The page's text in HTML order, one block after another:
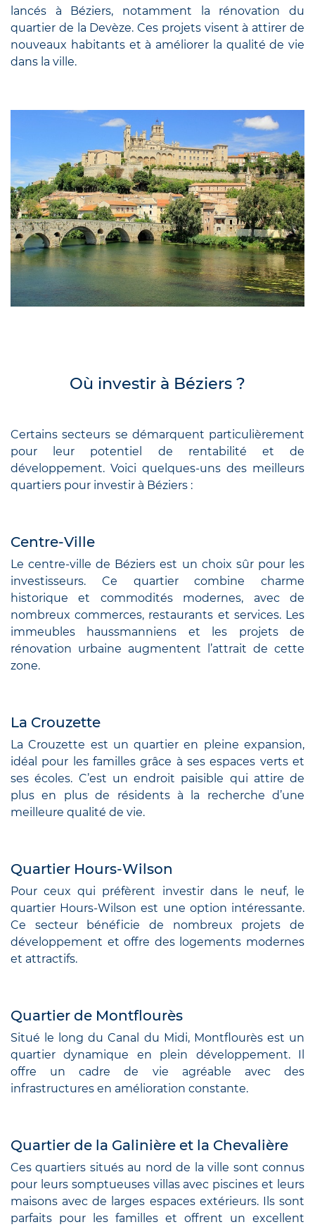
lancés à Béziers, notamment la rénovation du
quartier de la Devèze. Ces projets visent à attirer de
nouveaux habitants et à améliorer la qualité de vie
dans la ville.
Où investir à Béziers ?
Certains secteurs se démarquent particulièrement
pour leur potentiel de rentabilité et de
développement. Voici quelques-uns des meilleurs
quartiers pour investir à Béziers :
Centre-Ville
Le centre-ville de Béziers est un choix sûr pour les
investisseurs. Ce quartier combine charme
historique et commodités modernes, avec de
nombreux commerces, restaurants et services. Les
immeubles haussmanniens et les projets de
rénovation urbaine augmentent l’attrait de cette
zone.
La Crouzette
La Crouzette est un quartier en pleine expansion,
idéal pour les familles grâce à ses espaces verts et
ses écoles. C’est un endroit paisible qui attire de
plus en plus de résidents à la recherche d’une
meilleure qualité de vie.
Quartier Hours-Wilson
Pour ceux qui préfèrent investir dans le neuf, le
quartier Hours-Wilson est une option intéressante.
Ce secteur bénéficie de nombreux projets de
développement et offre des logements modernes
et attractifs.
Quartier de Montflourès
Situé le long du Canal du Midi, Montflourès est un
quartier dynamique en plein développement. Il
offre un cadre de vie agréable avec des
infrastructures en amélioration constante.
Quartier de la Galinière et la Chevalière
Ces quartiers situés au nord de la ville sont connus
pour leurs somptueuses villas avec piscines et leurs
maisons avec de larges espaces extérieurs. Ils sont
parfaits pour les familles et offrent un excellent